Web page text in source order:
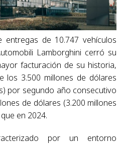
entregas de 10.747 vehículos
Lamborghini cerró su
facturación de su historia,
los 3.500 millones de dólares
por segundo año consecutivo
de dólares (3.200 millones
en 2024.
por un entorno